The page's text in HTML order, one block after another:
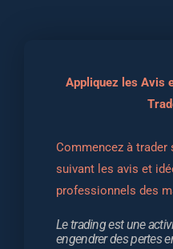
Appliquez les Avis
Commencez à trader
suivant les avis et
professionnels des
Le trading est une
engendrer des pertes